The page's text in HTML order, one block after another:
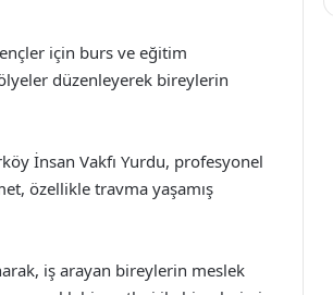
için burs ve eğitim
düzenleyerek bireylerin
İnsan Vakfı Yurdu, profesyonel
özellikle travma yaşamış
iş arayan bireylerin meslek